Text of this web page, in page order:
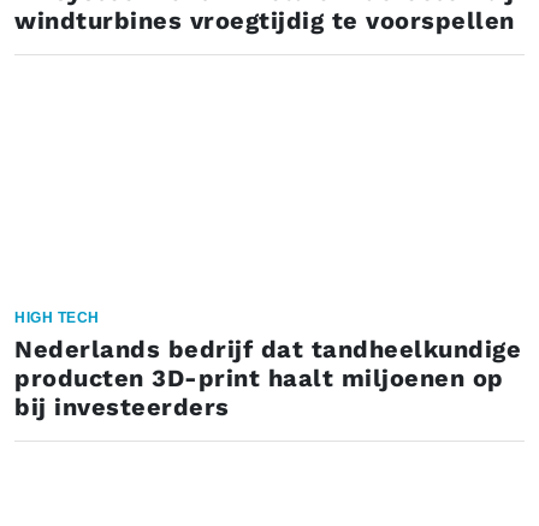
windturbines vroegtijdig te voorspellen
HIGH TECH
Nederlands bedrijf dat tandheelkundige
producten 3D-print haalt miljoenen op
bij investeerders